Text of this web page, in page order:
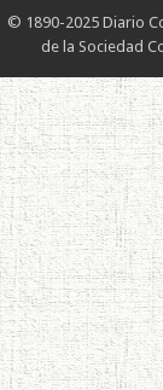
© 1890-2025 Diario
de la Sociedad